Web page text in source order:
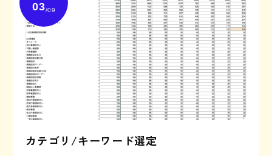
03/09
カテゴリ/キーワード選定